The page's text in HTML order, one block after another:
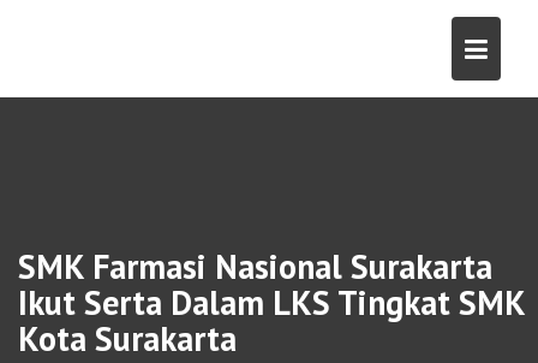
SMK Farmasi Nasional Surakarta
Ikut Serta Dalam LKS Tingkat SMK
Kota Surakarta